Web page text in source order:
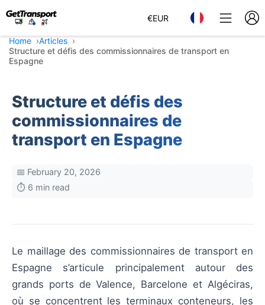
€EUR
Home
Articles
Structure et défis des commissionnaires de transport en
Espagne
Structure et défis des
commissionnaires de
transport en Espagne
📅 February 20, 2026
⏱️ 6 min read
Le maillage des commissionnaires de transport en
Espagne s’articule principalement autour des
grands ports de Valence, Barcelone et Algéciras,
où se concentrent les terminaux conteneurs, les